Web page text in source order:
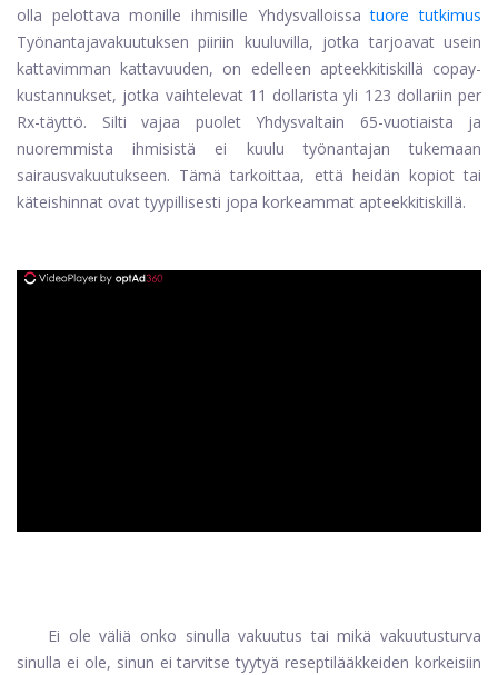
olla pelottava monille ihmisille Yhdysvalloissa tuore tutkimus
Työnantajavakuutuksen piiriin kuuluvilla, jotka tarjoavat usein
kattavimman kattavuuden, on edelleen apteekkitiskillä copay-
kustannukset, jotka vaihtelevat 11 dollarista yli 123 dollariin per
Rx-täyttö. Silti vajaa puolet Yhdysvaltain 65-vuotiaista ja
nuoremmista ihmisistä ei kuulu työnantajan tukemaan
sairausvakuutukseen. Tämä tarkoittaa, että heidän kopiot tai
käteishinnat ovat tyypillisesti jopa korkeammat apteekkitiskillä.
Ei ole väliä onko sinulla vakuutus tai mikä vakuutusturva
sinulla ei ole, sinun ei tarvitse tyytyä reseptilääkkeiden korkeisiin